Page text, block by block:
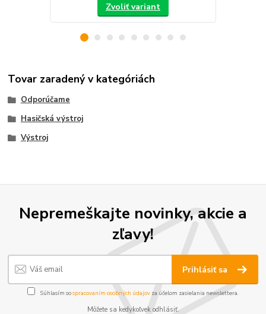
Zvoliť variant
Tovar zaradený v kategóriách
Odporúčame
Hasičská výstroj
Výstroj
Nepremeškajte novinky, akcie a
zľavy!
Prihlásiť sa
Súhlasím sospracovaním osobných údajov za účelom zasielania newslettera.
Môžete sa kedykoľvek odhlásiť.